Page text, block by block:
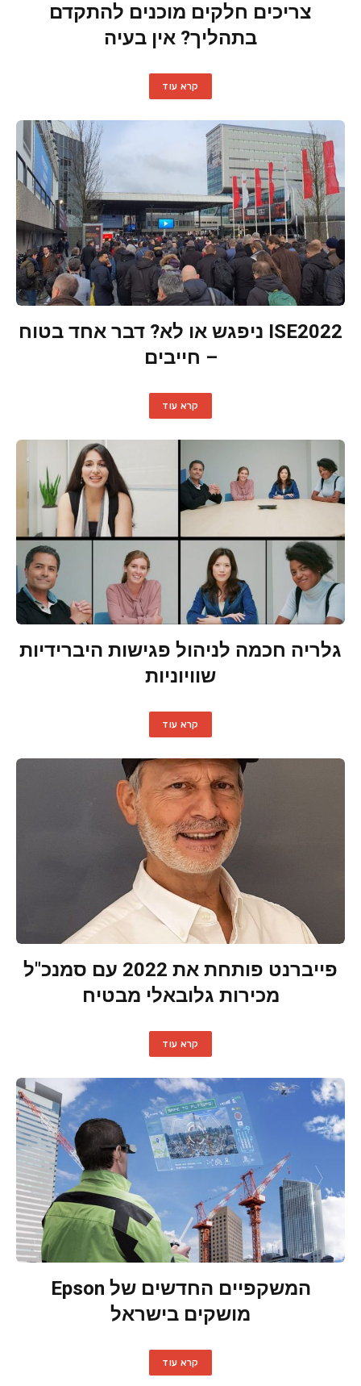
צריכים חלקים מוכנים להתקדם
בתהליך? אין בעיה
קרא עוד
ISE2022 ניפגש או לא? דבר אחד בטוח
– חייבים
קרא עוד
גלריה חכמה לניהול פגישות היברידיות
שוויוניות
קרא עוד
פייברנט פותחת את 2022 עם סמנכ"ל
מכירות גלובאלי מבטיח
קרא עוד
המשקפיים החדשים של Epson
מושקים בישראל
קרא עוד